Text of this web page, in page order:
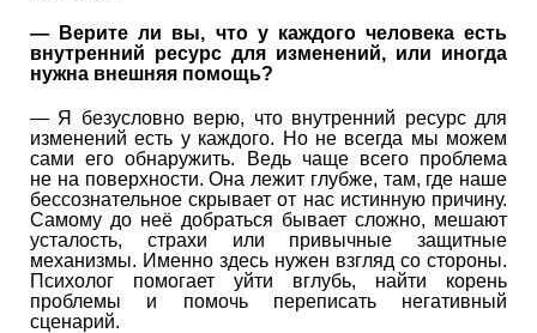
—
Верите ли вы, что у каждого человека есть
внутренний ресурс для изменений, или иногда
нужна внешняя помощь?
— Я безусловно верю, что внутренний ресурс для
изменений есть у каждого. Но не всегда мы можем
сами его обнаружить. Ведь чаще всего проблема
не на поверхности. Она лежит глубже, там, где наше
бессознательное скрывает от нас истинную причину.
Самому до неё добраться бывает сложно, мешают
усталость, страхи или привычные защитные
механизмы. Именно здесь нужен взгляд со стороны.
Психолог помогает уйти вглубь, найти корень
проблемы и помочь переписать негативный
сценарий.